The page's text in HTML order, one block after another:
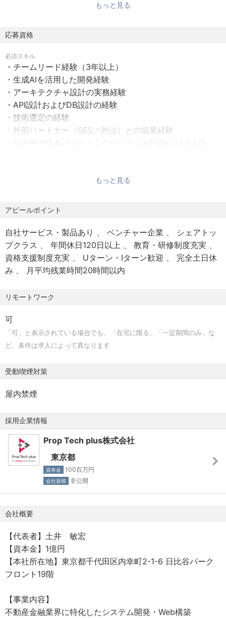
・新規Webサービスの技術選定、アーキテクチャ設計
・生成AIを活用した開発の推進、および開発体系の構築
・既存サービスのエンハンスメント・改善
・開発ルール／プロセスの標準化・改善
――――――――――――――――――――――――――
―――――――――――――――
く、開発プロセスそのものを進化させるための重要なパー
Claude CodeやGitHub Copilot Business、Geminiなどを
活用しながら、毎週の定例で「どの工程にAIを活用すべき
か」「逆に人が判断すべき領域はどこか」を議論・検証し
ています。
有効な活用方法やナレッジはチーム内に留めず、全社へ展
開発スタイルを組織全体で模索しているフェーズです。
私たちが目指しているのは、AIにコードを書かせるだけの
組織ではありません。
REITという専門性の高いドメイン知識を身につけ、その知
ジニア集団を目指しています。
―――――――――――――――
【 本ポジションの特徴 】
・新規プロダクトの立ち上げフェーズにおいて、技術選定
やアーキテクチャ設計から携われる
・少人数チームだからこそ、設計・実装・改善まで裁量を
持って取り組める
通じて推進できる
・AIを積極的に取り入れた開発文化の中で、組織づくりに
も関与できる
・ストック型ビジネスを基盤とした安定した事業環境のも
と、中長期的なプロダクト成長に携われる
――――――――――――――――――――――――――
―――――――――――――――
※標準的な勤務時間帯： 9:30～18:00相当
・休日・休暇
└ 年間休日数：120日
└ 完全週休2日制（土日祝）
└ 年末年始休暇
└ 有給休暇（入社時10日付与）
└ 夏期休暇
・福利厚生
└ 企業型確定拠出年金（DC）
└ がん保険・入金保険（会社負担加入可）
└ 資格取得支援制度
└ 親睦食事補助制度
└ 定年65歳（再雇用制度あり）
もっと見る
応募資格
必須スキル
・チームリード経験（3年以上）
・生成AIを活用した開発経験
・アーキテクチャ設計の実務経験
・API設計およびDB設計の経験
・技術選定の経験
・外部パートナー（SES／外注）との協業経験
・TypeScriptを用いた開発経験
・ORMを用いた開発経験
・スクラムマスターの経験
・DDDを取り入れた開発経験
・AI-DLC／SDD等の取り組み経験
■求める人物像
・改善・標準化に前向きに取り組める方
・知見をアウトプットし、周囲に良い影響を与えられる方
もっと見る
アピールポイント
自社サービス・製品あり ベンチャー企業
シェアトッ
プクラス
年間休日120日以上
教育・研修制度充実
資格支援制度充実
Uターン・Iターン歓迎
完全土日休
み
月平均残業時間20時間以内
リモートワーク
可
「可」と表示されている場合でも、「在宅に限る」「一定期間のみ」な
ど、条件は求人によって異なります
受動喫煙対策
屋内禁煙
採用企業情報
Prop Tech plus株式会社
東京都
資本金 100百万円
会社規模 非公開
会社概要
【代表者】土井 敏宏
【資本金】1億円
【本社所在地】東京都千代田区内幸町2-1-6 日比谷パーク
フロント19階
【事業内容】
不動産金融業界に特化したシステム開発・Web構築